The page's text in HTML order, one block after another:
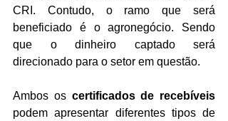
CRI. Contudo, o ramo que será
beneficiado é o agronegócio. Sendo
que o dinheiro captado será
direcionado para o setor em questão.
Ambos os
podem apresentar diferentes tipos de